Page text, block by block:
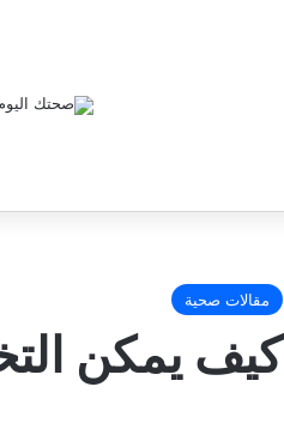
مقالات صحية
كيف يمكن